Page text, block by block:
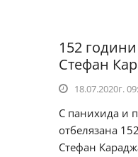
152
Стефан
18.07.2020г.
С панихида и
отбелязана
Стефан